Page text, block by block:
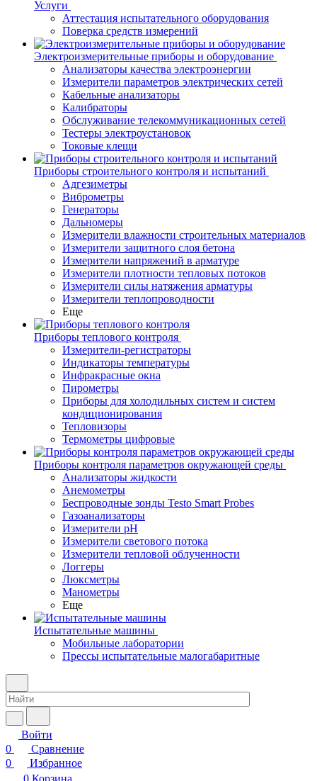
Услуги
Аттестация испытательного оборудования
Поверка средств измерений
Электроизмерительные приборы и оборудование
Анализаторы качества электроэнергии
Измерители параметров электрических сетей
Кабельные анализаторы
Калибраторы
Обслуживание телекоммуникационных сетей
Тестеры электроустановок
Токовые клещи
Приборы строительного контроля и испытаний
Адгезиметры
Виброметры
Генераторы
Дальномеры
Измерители влажности строительных материалов
Измерители защитного слоя бетона
Измерители напряжений в арматуре
Измерители плотности тепловых потоков
Измерители силы натяжения арматуры
Измерители теплопроводности
Еще
Приборы теплового контроля
Измерители-регистраторы
Индикаторы температуры
Инфракрасные окна
Пирометры
Приборы для холодильных систем и систем
кондиционирования
Тепловизоры
Термометры цифровые
Приборы контроля параметров окружающей среды
Анализаторы жидкости
Анемометры
Беспроводные зонды Testo Smart Probes
Газоанализаторы
Измерители pH
Измерители светового потока
Измерители тепловой облученности
Логгеры
Люксметры
Манометры
Еще
Испытательные машины
Мобильные лаборатории
Прессы испытательные малогабаритные
Войти
0
Сравнение
0
Избранное
0 Корзина